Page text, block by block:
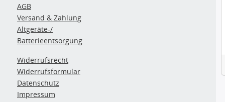
AGB
Versand & Zahlung
Altgeräte-/
Batterieentsorgung
Widerrufsrecht
Widerrufsformular
Datenschutz
Impressum